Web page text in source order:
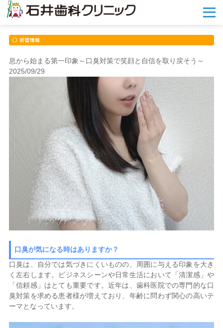
メ
ニ
開
息から始まる第一印象～口臭対策で笑顔と自信を取り戻そう～
2025/09/29
口臭が気になる時はありますか？
口臭は、自分では気づきにくいものの、周囲に与える印象を大き
く左右します。ビジネスシーンや日常生活において「清潔感」や
「信頼感」はとても重要です。近年は、歯科医院での専門的な口
臭対策を求める患者様が増えており、年齢に問わず関心の高いテ
ーマとなっています。